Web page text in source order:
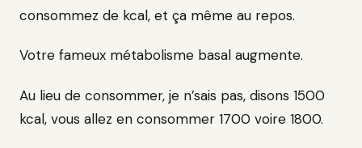
consommez de kcal, et ça même au repos.
Votre fameux métabolisme basal augmente.
Au lieu de consommer, je n’sais pas, disons 1500
kcal, vous allez en consommer 1700 voire 1800.